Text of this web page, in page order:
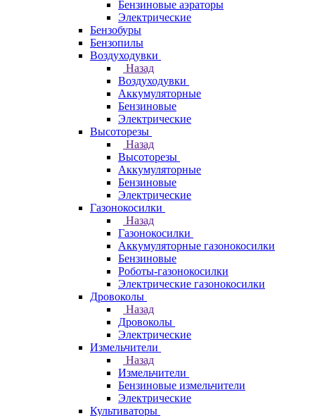
Бензиновые аэраторы
Электрические
Бензобуры
Бензопилы
Воздуходувки
Назад
Воздуходувки
Аккумуляторные
Бензиновые
Электрические
Высоторезы
Назад
Высоторезы
Аккумуляторные
Бензиновые
Электрические
Газонокосилки
Назад
Газонокосилки
Аккумуляторные газонокосилки
Бензиновые
Роботы-газонокосилки
Электрические газонокосилки
Дровоколы
Назад
Дровоколы
Электрические
Измельчители
Назад
Измельчители
Бензиновые измельчители
Электрические
Культиваторы